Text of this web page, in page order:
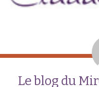
Le blog du